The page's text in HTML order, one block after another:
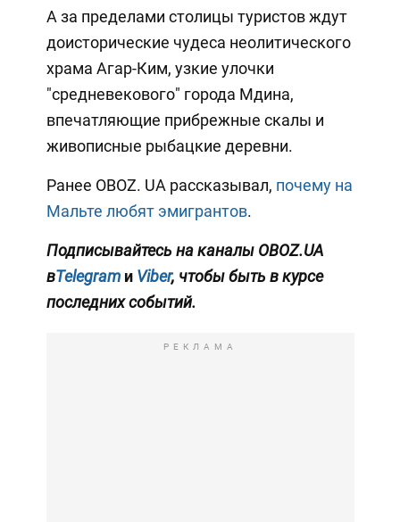
А за пределами столицы туристов ждут
доисторические чудеса неолитического
храма Агар-Ким, узкие улочки
"средневекового" города Мдина,
впечатляющие прибрежные скалы и
живописные рыбацкие деревни.
Ранее OBOZ. UA рассказывал, почему на
Мальте любят эмигрантов.
Подписывайтесь на каналы OBOZ.UA
вTelegramи Viber, чтобы быть в курсе
последних событий.
РЕКЛАМА